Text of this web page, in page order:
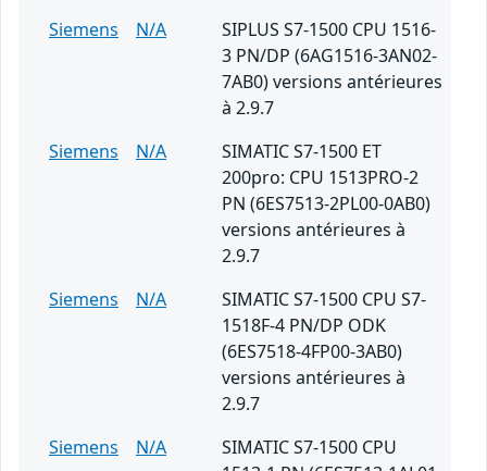
Siemens
N/A
SIPLUS S7-1500 CPU 1516-
3 PN/DP (6AG1516-3AN02-
7AB0) versions antérieures
à 2.9.7
Siemens
N/A
SIMATIC S7-1500 ET
200pro: CPU 1513PRO-2
PN (6ES7513-2PL00-0AB0)
versions antérieures à
2.9.7
Siemens
N/A
SIMATIC S7-1500 CPU S7-
1518F-4 PN/DP ODK
(6ES7518-4FP00-3AB0)
versions antérieures à
2.9.7
Siemens
N/A
SIMATIC S7-1500 CPU